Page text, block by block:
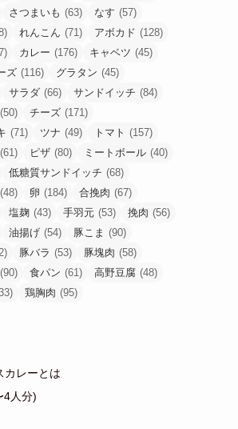
さつまいも (63) なす (57)
れんこん (71) アボカド (128)
カレー (176) キャベツ (45)
ズ (116) グラタン (45)
サラダ (66) サンドイッチ (84)
(50) チーズ (171)
(71) ツナ (49) トマト (157)
(61) ピザ (80) ミートボール (40)
低糖質サンドイッチ (68)
(48) 卵 (184) 合挽肉 (67)
塩麹 (43) 手羽元 (53) 挽肉 (56)
油揚げ (54) 豚こま (90)
豚バラ (53) 豚塊肉 (58)
(90) 食パン (61) 高野豆腐 (48)
鶏胸肉 (95)
カレーとは
4人分)